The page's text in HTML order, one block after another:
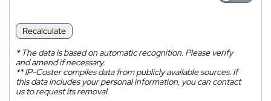
Recalculate
*The data is based on automatic recognition. Please verify
and amend if necessary.
**IP-Coster compiles data from publicly available sources. If
this data includes your personal information, you can contact
us to request its removal.